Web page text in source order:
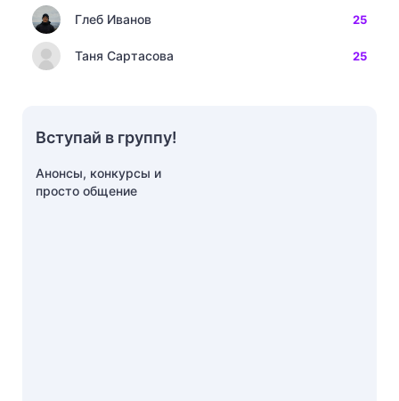
Глеб Иванов 25
Таня Сартасова 25
Вступай в группу!
Анонсы, конкурсы и
просто общение